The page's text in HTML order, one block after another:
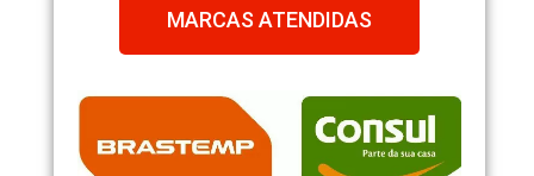
MARCAS ATENDIDAS